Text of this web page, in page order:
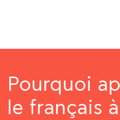
SYNERGIES
LA MÉDIATHÈQUE
Pourquoi
le français à